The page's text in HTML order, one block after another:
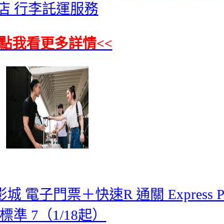
行李託運服務
我看更多詳情<<
城 電子門票＋快速R 通關 Express
準 7（1/18起）